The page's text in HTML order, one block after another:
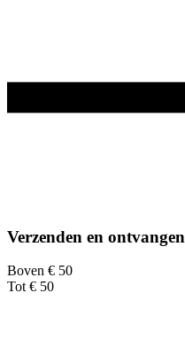
Verzenden en ontvangen
Boven € 50
Tot € 50